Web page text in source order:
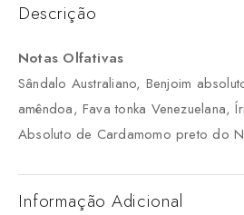
Descrição
Notas Olfativas
Sândalo Australiano, Benjoim
amêndoa, Fava tonka Venezuelana,
Absoluto de Cardamomo preto do
Informação Adicional